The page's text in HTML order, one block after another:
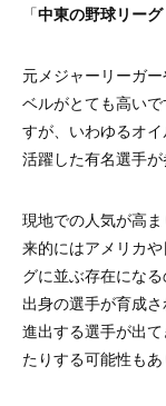
「中東の野球リー
元メジャーリーガ
ベルがとても高い
すが、いわゆるオ
活躍した有名選手が
現地での人気が高
来的にはアメリカ
グに並ぶ存在にな
出身の選手が育成
進出する選手が出
たりする可能性もあ